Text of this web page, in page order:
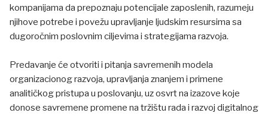
kompanijama da prepoznaju potencijale zaposlenih, razumeju
njihove potrebe i povežu upravljanje ljudskim resursima sa
dugoročnim poslovnim ciljevima i strategijama razvoja.
Predavanje će otvoriti i pitanja savremenih modela
organizacionog razvoja, upravljanja znanjem i primene
analitičkog pristupa u poslovanju, uz osvrt na izazove koje
donose savremene promene na tržištu rada i razvoj digitalnog